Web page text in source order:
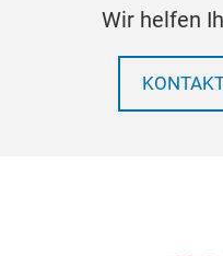
Wir helfen